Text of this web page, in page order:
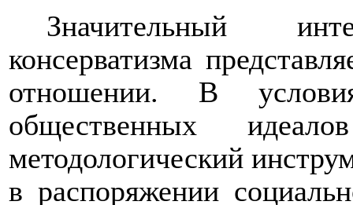
Значительный
консерватизма
отношении. В
общественных
методологический
в распоряжении